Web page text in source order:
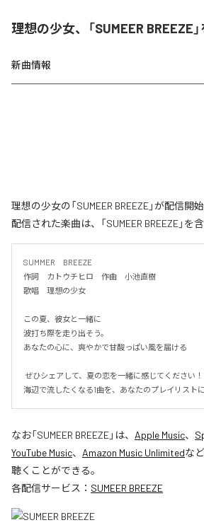
理想の少女、「SUMEER BREEZE
新曲情報
理想の少女の「SUMEER BREEZE」が配信
配信された楽曲は、「SUMEER BREEZE」を
SUMMER　BREEZE
作詞　カトウチヒロ　作曲　小池直樹
歌唱　理想の少女
この夏、彼女と一緒に
波打ち際を走り出そう。
あなたの心に、爽やかで甘酸っぱい風を届ける
海辺で流したくなる1曲を、あなたのプレイリストに
なお「SUMEER BREEZE」は、 Apple Music、
YouTube Music、 Amazon Music Unlimitedな
聴くことができる。
各配信サービス： SUMEER BREEZE